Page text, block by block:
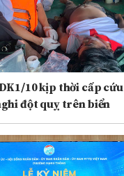
10 kịp thời cấp cứu
đột quỵ trên biển